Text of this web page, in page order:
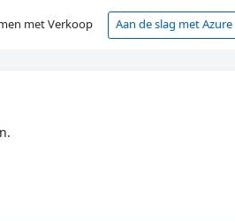
met Verkoop Aan de slag met Azure